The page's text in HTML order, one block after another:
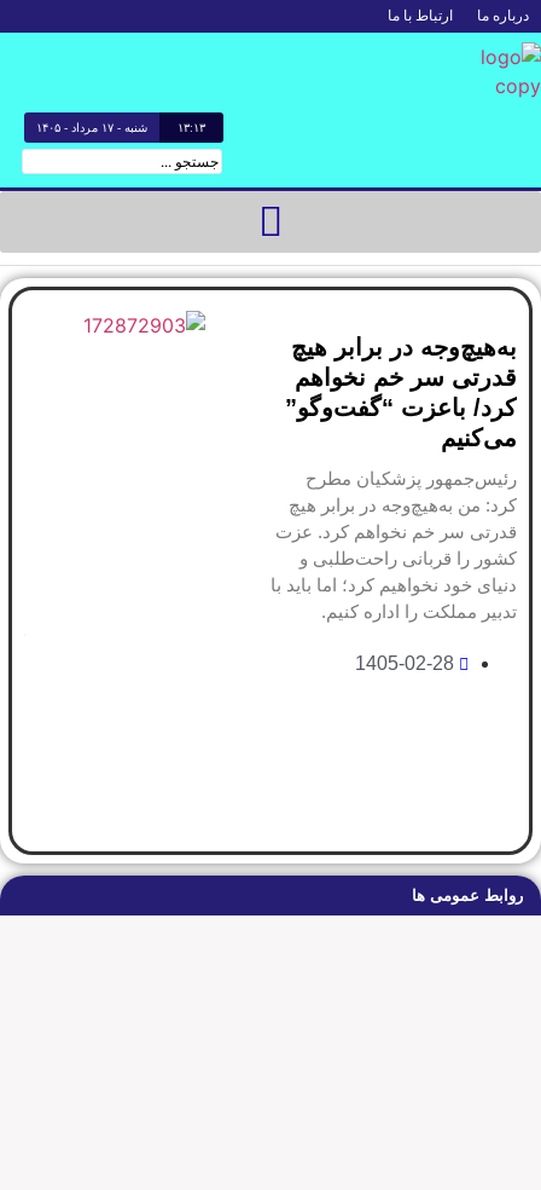
درباره ما ارتباط با ما
۱۳:۱۳ شنبه - ۱۷ مرداد - ۱۴۰۵
به‌هیچ‌وجه در برابر هیچ
قدرتی سر خم نخواهم
کرد/ باعزت “گفت‌وگو”
می‌کنیم
رئیس‌جمهور پزشکیان مطرح
کرد: من به‌هیچ‌وجه در برابر هیچ
قدرتی سر خم نخواهم کرد. عزت
کشور را قربانی راحت‌طلبی و
دنیای خود نخواهیم کرد؛ اما باید با
تدبیر مملکت را اداره کنیم.
1405-02-28
روابط عمومی ها